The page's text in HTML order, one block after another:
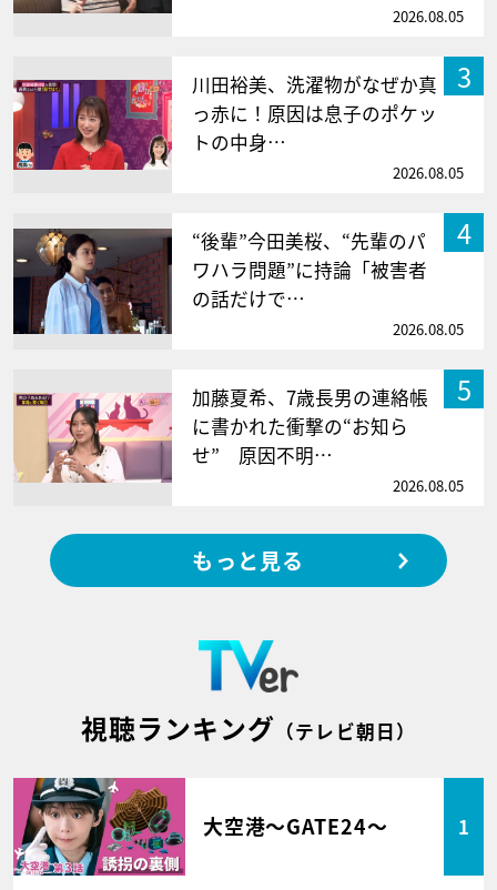
2026.08.05
3
川田裕美、洗濯物がなぜか真
っ赤に！原因は息子のポケッ
トの中身…
2026.08.05
4
“後輩”今田美桜、“先輩のパ
ワハラ問題”に持論「被害者
の話だけで…
2026.08.05
5
加藤夏希、7歳長男の連絡帳
に書かれた衝撃の“お知ら
せ” 原因不明…
2026.08.05
もっと見る
視聴ランキング （テレビ朝日）
大空港～GATE24～ 1